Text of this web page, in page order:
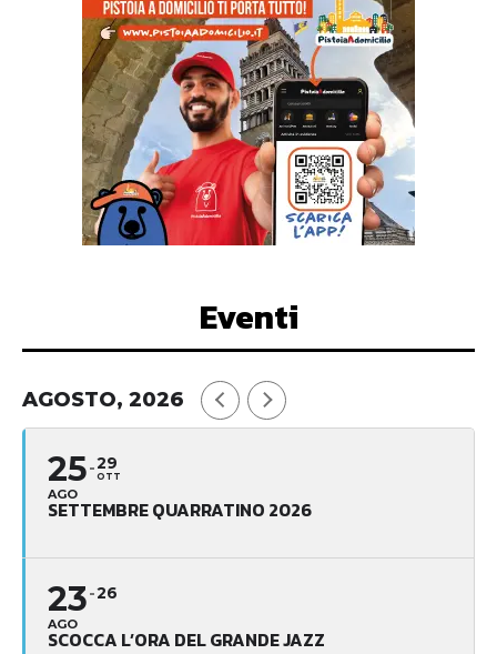
Eventi
AGOSTO, 2026
25
AGO
29
OTT
SETTEMBRE QUARRATINO 2026
23
AGO
26
SCOCCA L’ORA DEL GRANDE JAZZ